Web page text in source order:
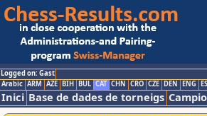
Logged on: Gast
Arabic ARM AZE BIH BUL CAT CHN CRO CZE DEN ENG
Inici Base de dades de torneigs